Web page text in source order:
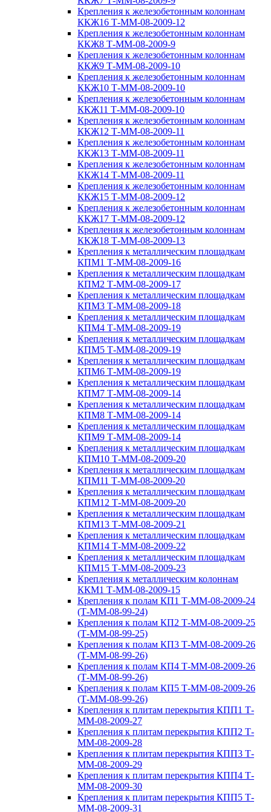
Крепления к железобетонным колоннам
ККЖ16 Т-ММ-08-2009-12
Крепления к железобетонным колоннам
ККЖ8 Т-ММ-08-2009-9
Крепления к железобетонным колоннам
ККЖ9 Т-ММ-08-2009-10
Крепления к железобетонным колоннам
ККЖ10 Т-ММ-08-2009-10
Крепления к железобетонным колоннам
ККЖ11 Т-ММ-08-2009-10
Крепления к железобетонным колоннам
ККЖ12 Т-ММ-08-2009-11
Крепления к железобетонным колоннам
ККЖ13 Т-ММ-08-2009-11
Крепления к железобетонным колоннам
ККЖ14 Т-ММ-08-2009-11
Крепления к железобетонным колоннам
ККЖ15 Т-ММ-08-2009-12
Крепления к железобетонным колоннам
ККЖ17 Т-ММ-08-2009-12
Крепления к железобетонным колоннам
ККЖ18 Т-ММ-08-2009-13
Крепления к металлическим площадкам
КПМ1 Т-ММ-08-2009-16
Крепления к металлическим площадкам
КПМ2 Т-ММ-08-2009-17
Крепления к металлическим площадкам
КПМ3 Т-ММ-08-2009-18
Крепления к металлическим площадкам
КПМ4 Т-ММ-08-2009-19
Крепления к металлическим площадкам
КПМ5 Т-ММ-08-2009-19
Крепления к металлическим площадкам
КПМ6 Т-ММ-08-2009-19
Крепления к металлическим площадкам
КПМ7 Т-ММ-08-2009-14
Крепления к металлическим площадкам
КПМ8 Т-ММ-08-2009-14
Крепления к металлическим площадкам
КПМ9 Т-ММ-08-2009-14
Крепления к металлическим площадкам
КПМ10 Т-ММ-08-2009-20
Крепления к металлическим площадкам
КПМ11 Т-ММ-08-2009-20
Крепления к металлическим площадкам
КПМ12 Т-ММ-08-2009-20
Крепления к металлическим площадкам
КПМ13 Т-ММ-08-2009-21
Крепления к металлическим площадкам
КПМ14 Т-ММ-08-2009-22
Крепления к металлическим площадкам
КПМ15 Т-ММ-08-2009-23
Крепления к металлическим колоннам
ККМ1 Т-ММ-08-2009-15
Крепления к полам КП1 Т-ММ-08-2009-24
(Т-ММ-08-99-24)
Крепления к полам КП2 Т-ММ-08-2009-25
(Т-ММ-08-99-25)
Крепления к полам КП3 Т-ММ-08-2009-26
(Т-ММ-08-99-26)
Крепления к полам КП4 Т-ММ-08-2009-26
(Т-ММ-08-99-26)
Крепления к полам КП5 Т-ММ-08-2009-26
(Т-ММ-08-99-26)
Крепления к плитам перекрытия КПП1 Т-
ММ-08-2009-27
Крепления к плитам перекрытия КПП2 Т-
ММ-08-2009-28
Крепления к плитам перекрытия КПП3 Т-
ММ-08-2009-29
Крепления к плитам перекрытия КПП4 Т-
ММ-08-2009-30
Крепления к плитам перекрытия КПП5 Т-
ММ-08-2009-31